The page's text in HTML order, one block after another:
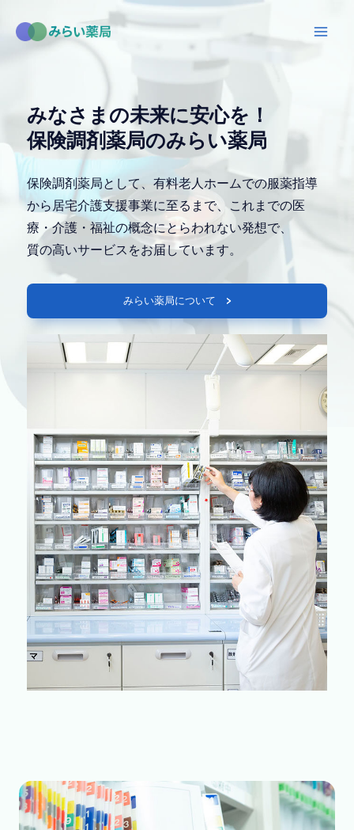
プ
みなさまの未来に安心を！
保険調剤薬局のみらい薬局
保険調剤薬局として、有料老人ホームでの服薬指導
から居宅介護支援事業に至るまで、これまでの医
療・介護・福祉の概念にとらわれない発想で、
質の高いサービスをお届しています。
みらい薬局について >